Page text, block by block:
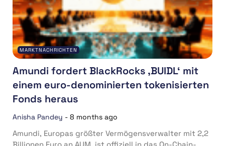
MARKTNACHRICHTEN
Amundi fordert BlackRocks ‚BUIDL‘ mit
einem euro-denominierten tokenisierten
Fonds heraus
Anisha Pandey - 8 months ago
Amundi, Europas größter Vermögensverwalter mit 2,2